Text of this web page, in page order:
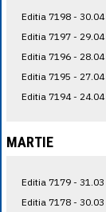
Editia 7198 - 30.04
Editia 7197 - 29.04
Editia 7196 - 28.04
Editia 7195 - 27.04
Editia 7194 - 24.04
MARTIE
Editia 7179 - 31.03
Editia 7178 - 30.03